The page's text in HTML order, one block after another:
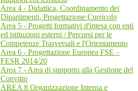
Area 4 - Didattica, Coordinamento dei
Dipartimenti, Progettazione Curricolo
Area 5 - Progetti formativi d'intesa con enti
ed istituzioni esterni / Percorsi per le
Competenze Trasversali e l'Orientamento
Area 6 - Progettazione Europea FSE –
FESR 2014/20
Area 7 - Area di supporto alla Gestione del
Convitto
AREA 8 Organizzazione Interna e